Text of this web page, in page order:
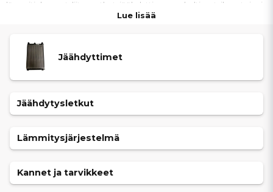
lämmitinkennot, liitosputket, jäähdyttimen puhaltimet, ilmastoinnin
lauhduttimet, paisuntasäiliöt, jäähdyttimen korkit sekä letkut.
Osat sopivat
ja Sulky -malleihin. Valikoimassa on myös punainen
jäähdytysneste ja jäähdytysnestekonsentraatti, vesilämpötila-
anturit Mitsubishi-moottoreille sekä putkiliitokset, jotka sopivat
moottorin kestävyyden ja ajomukavuuden kannalta. Oikeilla
komponenteilla ehkäiset ylikuumenemisen, parannat
käyttöolosuhteissa. Tarjoamme
kilpailukykyiset hinnat, jotta löydät helposti sopivat osat omaan
Lue lisää
Jäähdyttimet
Jäähdytysletkut
Lämmitysjärjestelmä
Kannet ja tarvikkeet